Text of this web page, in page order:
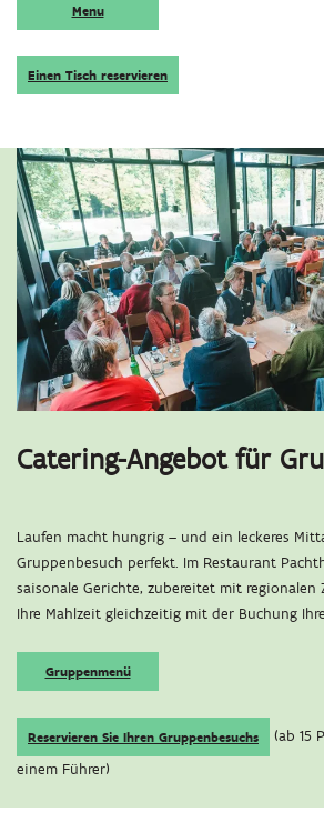
Menu
Einen Tisch reservieren
Catering-Angebot für
Laufen macht hungrig – und ein leckeres
Gruppenbesuch perfekt. Im Restaurant
saisonale Gerichte, zubereitet mit regionalen
Ihre Mahlzeit gleichzeitig mit der Buchung
Gruppenmenü
Reservieren Sie Ihren Gruppenbesuchs
(ab 15
einem Führer)